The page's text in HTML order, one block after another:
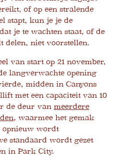
of op een stralende
stapt, kun je je de
je te wachten staat, of de
delen, niet voorstellen.
van start op 21 november,
langverwachte opening
midden in Canyons
met een capaciteit van 10
de deur van meerdere
, waarmee het gemak
opnieuw wordt
standaard wordt gezet
in Park City.